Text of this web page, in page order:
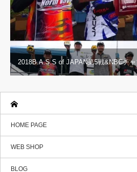
2018B.A.S.S of JAPAN第5戦&NBCチ
HOME PAGE
WEB SHOP
BLOG